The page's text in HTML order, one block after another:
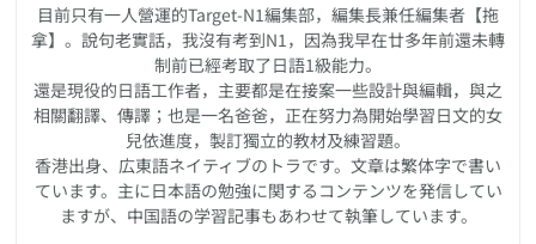
目前只有一人營運的Target-N1編集部，編集長兼任編集者【拖
拿】。說句老實話，我沒有考到N1，因為我早在廿多年前還未轉
制前已經考取了日語1級能力。
還是現役的日語工作者，主要都是在接案一些設計與編輯，與之
相關翻譯、傳譯；也是一名爸爸，正在努力為開始學習日文的女
兒依進度，製訂獨立的教材及練習題。
香港出身、広東語ネイティブのトラです。文章は繁体字で書い
ています。主に日本語の勉強に関するコンテンツを発信してい
ますが、中国語の学習記事もあわせて執筆しています。